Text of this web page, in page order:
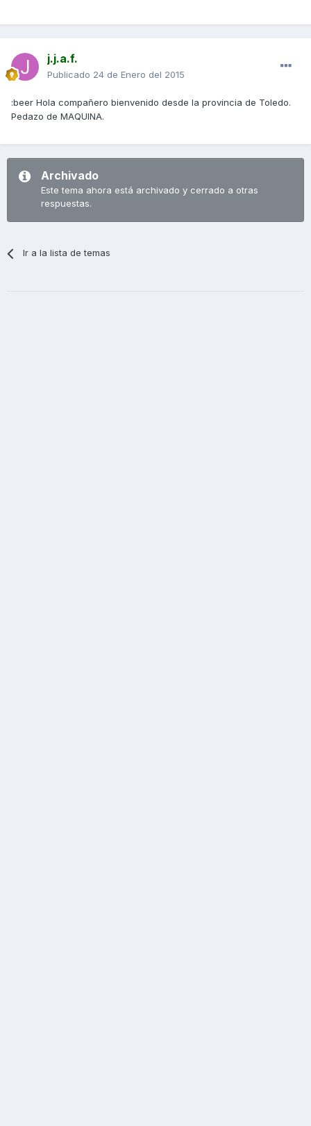
j.j.a.f.
Publicado 24 de Enero del 2015
:beer Hola compañero bienvenido desde la provincia de Toledo.
Pedazo de MAQUINA.
Archivado
Este tema ahora está archivado y cerrado a otras
respuestas.
Ir a la lista de temas